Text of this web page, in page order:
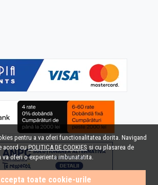
pentru a va oferi functionalitatea dorita. Navigand
acord cuPOLITICA DE COOKIES si cu plasarea de
oferi o experienta imbunatatita.
toate cookie-urile